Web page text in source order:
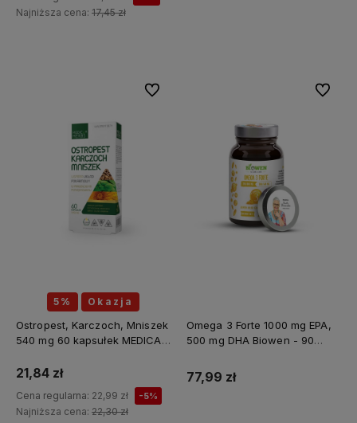
Najniższa cena: 17,45 zł
5% Okazja
Ostropest, Karczoch, Mniszek
540 mg 60 kapsułek MEDICA
21,84 zł
Cena regularna: 22,99 zł -5%
Najniższa cena: 22,30 zł
Do ulubionych
Omega 3 Forte 1000 mg EPA,
500 mg DHA Biowen - 90
77,99 zł
Do